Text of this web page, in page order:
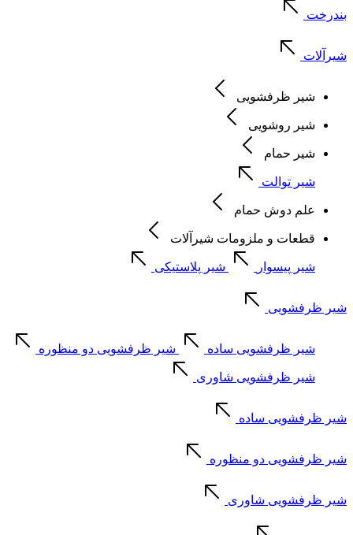
بندرخت
شیرآلات
شیر ظرفشویی
شیر روشویی
شیر حمام
شیر توالت
علم دوش حمام
قطعات و ملزومات شیرآلات
شیر پیسوار شیر پلاستیکی
شیر ظرفشویی
شیر ظرفشویی ساده شیر ظرفشویی دو منظوره
شیر ظرفشویی شاوری
شیر ظرفشویی ساده
شیر ظرفشویی دو منظوره
شیر ظرفشویی شاوری